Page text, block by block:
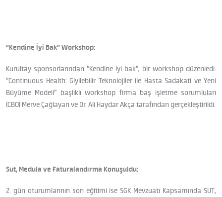
“Kendine İyi Bak” Workshop:
Kurultay sponsorlarından “Kendine iyi bak”, bir workshop düzenledi.
“Continuous Health: Giyilebilir Teknolojiler ile Hasta Sadakati ve Yeni
Büyüme Modeli” başlıklı workshop firma baş işletme sorumluları
(CBO) Merve Çağlayan ve Dr. Ali Haydar Akça tarafından gerçekleştirildi.
Sut, Medula ve Faturalandırma Konuşuldu:
2. gün oturumlarının son eğitimi ise SGK Mevzuatı Kapsamında SUT,